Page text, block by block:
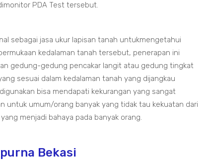
PDA Test tersebut.
sebagai jasa ukur lapisan tanah untukmengetahui
kedalaman tanah tersebut, penerapan ini
gedung-gedung pencakar langit atau gedung tingkat
sesuai dalam kedalaman tanah yang dijangkau
bisa mendapati kekurangan yang sangat
untuk umum/orang banyak yang tidak tau kekuatan dari
menjadi bahaya pada banyak orang.
Bekasi